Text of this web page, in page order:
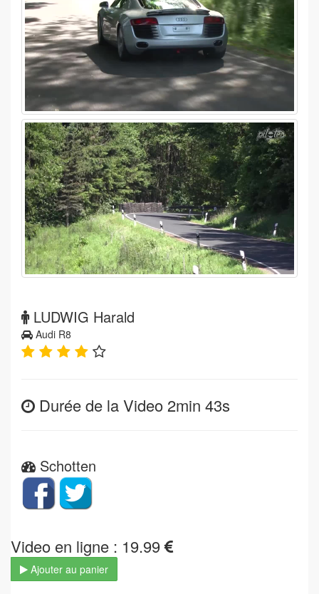
LUDWIG Harald
Audi R8
Durée de la Video 2min 43s
Schotten
Video en ligne : 19.99
Ajouter au panier